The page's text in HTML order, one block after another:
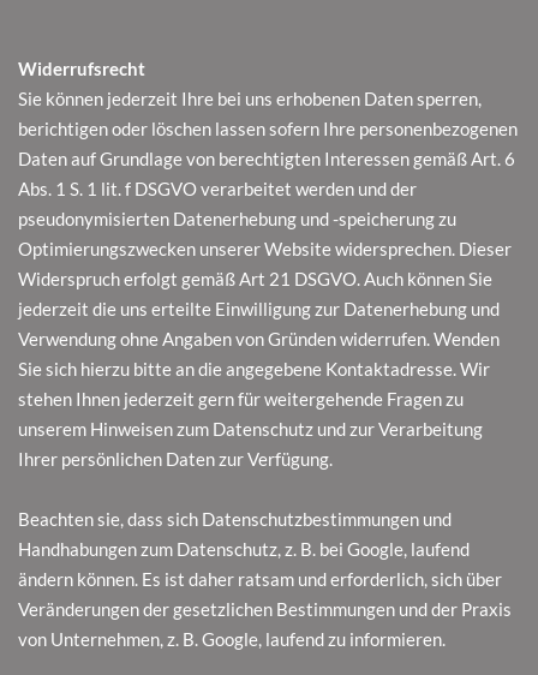
Widerrufsrecht
Sie können jederzeit Ihre bei uns erhobenen Daten sperren,
berichtigen oder löschen lassen sofern Ihre personenbezogenen
Daten auf Grundlage von berechtigten Interessen gemäß Art. 6
Abs. 1 S. 1 lit. f DSGVO verarbeitet werden und der
pseudonymisierten Datenerhebung und -speicherung zu
Optimierungszwecken unserer Website widersprechen. Dieser
Widerspruch erfolgt gemäß Art 21 DSGVO. Auch können Sie
jederzeit die uns erteilte Einwilligung zur Datenerhebung und
Verwendung ohne Angaben von Gründen widerrufen. Wenden
Sie sich hierzu bitte an die angegebene Kontaktadresse. Wir
stehen Ihnen jederzeit gern für weitergehende Fragen zu
unserem Hinweisen zum Datenschutz und zur Verarbeitung
Ihrer persönlichen Daten zur Verfügung.
Beachten sie, dass sich Datenschutzbestimmungen und
Handhabungen zum Datenschutz, z. B. bei Google, laufend
ändern können. Es ist daher ratsam und erforderlich, sich über
Veränderungen der gesetzlichen Bestimmungen und der Praxis
von Unternehmen, z. B. Google, laufend zu informieren.